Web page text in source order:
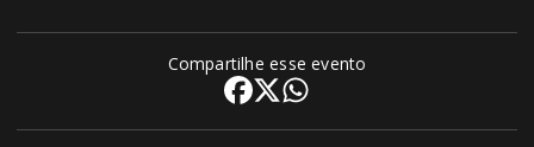
Compartilhe esse evento